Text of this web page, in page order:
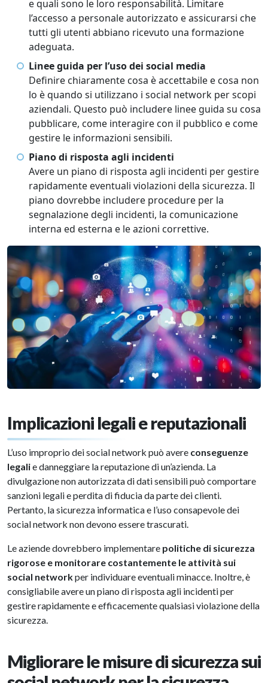
e quali sono le loro responsabilità. Limitare
l’accesso a personale autorizzato e assicurarsi che
tutti gli utenti abbiano ricevuto una formazione
adeguata.
Linee guida per l’uso dei social media
Definire chiaramente cosa è accettabile e cosa non
lo è quando si utilizzano i social network per scopi
aziendali. Questo può includere linee guida su cosa
pubblicare, come interagire con il pubblico e come
gestire le informazioni sensibili.
Piano di risposta agli incidenti
Avere un piano di risposta agli incidenti per gestire
rapidamente eventuali violazioni della sicurezza. Il
piano dovrebbe includere procedure per la
segnalazione degli incidenti, la comunicazione
interna ed esterna e le azioni correttive.
Implicazioni legali e reputazionali
L’uso improprio dei social network può avere conseguenze
legalie danneggiare la reputazione di un’azienda. La
divulgazione non autorizzata di dati sensibili può comportare
sanzioni legali e perdita di fiducia da parte dei clienti.
Pertanto, la sicurezza informatica e l’uso consapevole dei
social network non devono essere trascurati.
Le aziende dovrebbero implementare politiche di sicurezza
rigorose e monitorare costantemente le attività sui
social networkper individuare eventuali minacce. Inoltre, è
consigliabile avere un piano di risposta agli incidenti per
gestire rapidamente e efficacemente qualsiasi violazione della
sicurezza.
Migliorare le misure di sicurezza sui